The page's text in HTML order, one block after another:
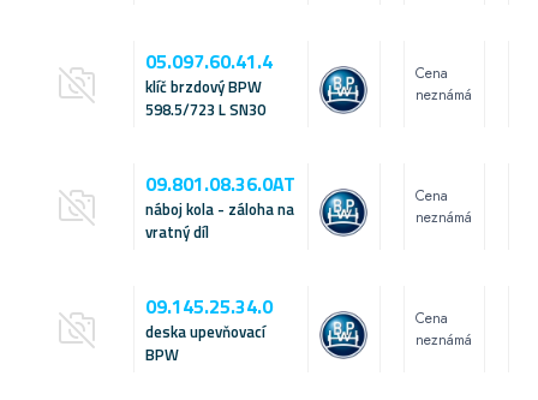
05.097.60.41.4
klíč brzdový BPW
598.5/723 L SN30
Cena
neznámá
09.801.08.36.0AT
náboj kola - záloha na
vratný díl
Cena
neznámá
09.145.25.34.0
deska upevňovací
BPW
Cena
neznámá